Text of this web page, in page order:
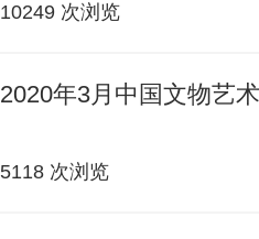
10249 次浏览
2020年3月中国文物艺
5118 次浏览